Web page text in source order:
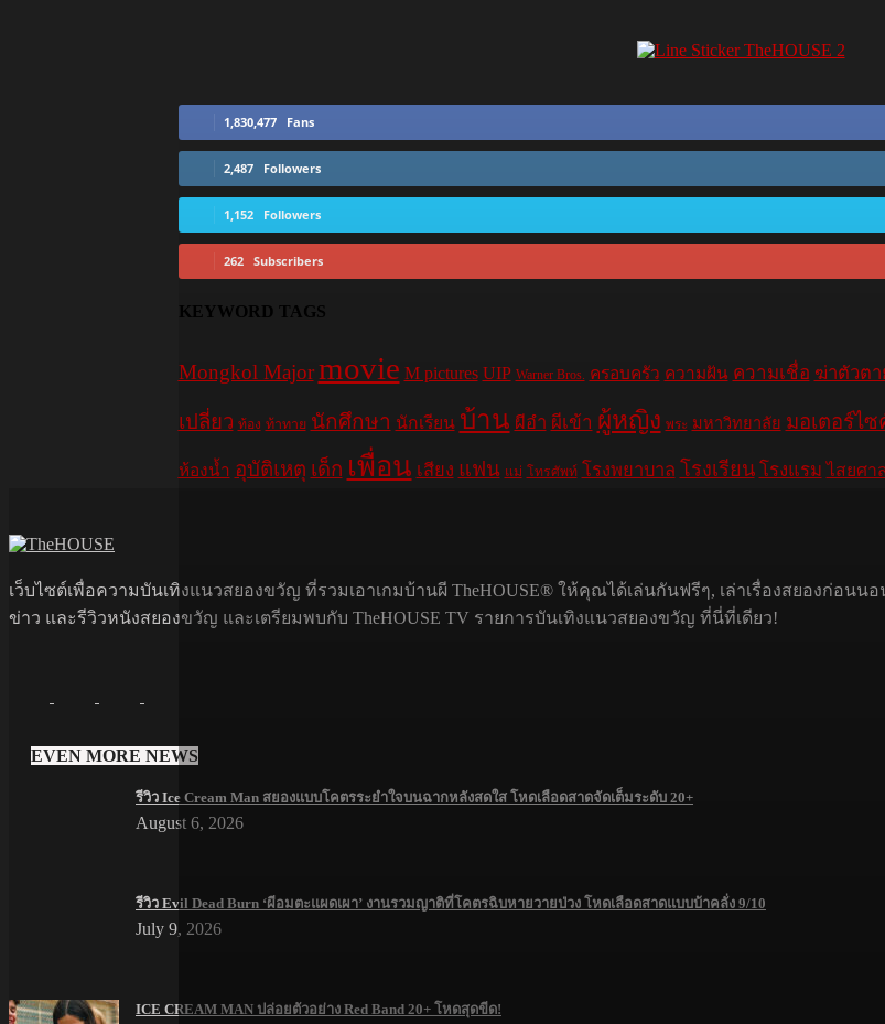
1,830,477 Fans
2,487 Followers
1,152 Followers
262 Subscribers
KEYWORD TAGS
Mongkol Major movie M pictures UIP Warner Bros. ครอบครัว ความฝัน ความเชื่อ ฆ่าตัวตา
เปลี่ยว ท้อง ท้าทาย นักศึกษา นักเรียน บ้าน ผีอำ ผีเข้า ผู้หญิง พระ มหาวิทยาลัย มอเตอร์ไซ
ห้องน้ำ อุบัติเหตุ เด็ก เพื่อน เสียง แฟน แม่ โทรศัพท์ โรงพยาบาล โรงเรียน โรงแรม ไสยศา
เว็บไซต์เพื่อความบันเทิงแนวสยองขวัญ ที่รวมเอาเกมบ้านผี TheHOUSE® ให้คุณได้เล่นกันฟรีๆ, เล่าเรื่องสยองก่
ข่าว และรีวิวหนังสยองขวัญ และเตรียมพบกับ TheHOUSE TV รายการบันเทิงแนวสยองขวัญ ที่นี่ที่เดียว!
EVEN MORE NEWS
รีวิว Ice Cream Man สยองแบบโคตรระยำใจบนฉากหลังสดใส โหดเลือดสาดจัดเต็มระดับ 20+
August 6, 2026
รีวิว Evil Dead Burn ‘ผีอมตะแผดเผา’ งานรวมญาติที่โคตรฉิบหายวายป่วง โหดเลือดสาดแบบบ้าคลั่ง 9/10
July 9, 2026
ICE CREAM MAN ปล่อยตัวอย่าง Red Band 20+ โหดสุดขีด!